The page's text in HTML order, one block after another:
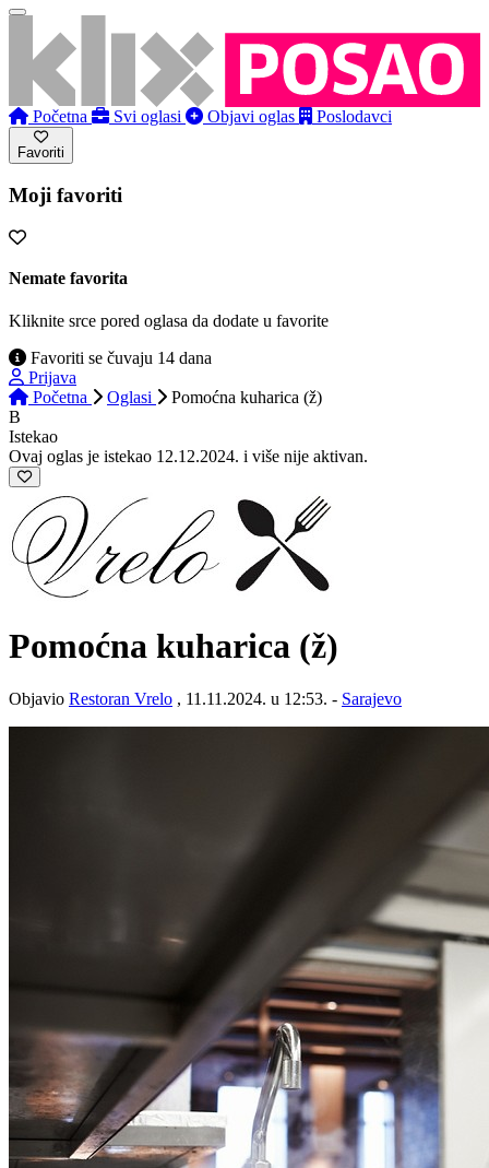
Početna Svi oglasi Objavi oglas Poslodavci
Favoriti
Moji favoriti
Nemate favorita
Kliknite srce pored oglasa da dodate u favorite
Favoriti se čuvaju 14 dana
Prijava
Početna
Oglasi
Pomoćna kuharica (ž)
B
Istekao
Ovaj oglas je istekao 12.12.2024. i više nije aktivan.
Pomoćna kuharica (ž)
Objavio Restoran Vrelo , 11.11.2024. u 12:53. - Sarajevo